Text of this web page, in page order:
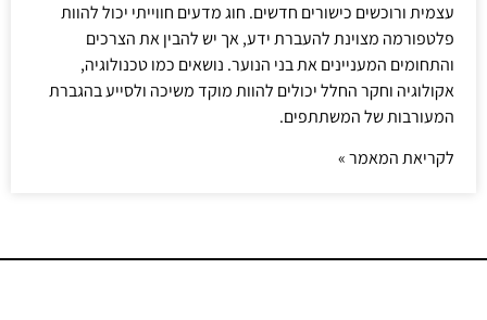
עצמית ורוכשים כישורים חדשים. חוג מדעים חווייתי יכול להוות
פלטפורמה מצוינת להעברת ידע, אך יש להבין את הצרכים
והתחומים המעניינים את בני הנוער. נושאים כמו טכנולוגיה,
אקולוגיה וחקר החלל יכולים להוות מוקד משיכה ולסייע בהגברת
המעורבות של המשתתפים.
לקריאת המאמר »